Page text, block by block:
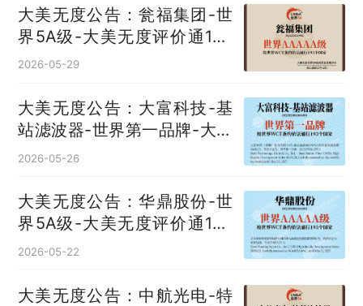
大美无度公告：瓮福集团-世
界5A级-大美无度评价通193
国
2026-05-29
大美无度公告：大富科技-基
站滤波器‌-世界第一品牌-大美
无度评价通193国
2026-05-26
大美无度公告：华鼎股份-世
界5A级-大美无度评价通193
国
2026-05-22
大美无度公告：中航光电-特